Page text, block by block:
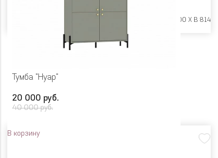
Ш 1600 X Г 400 X В 814
Тумба "Нуар"
20 000 руб.
40 000 руб.
В корзину